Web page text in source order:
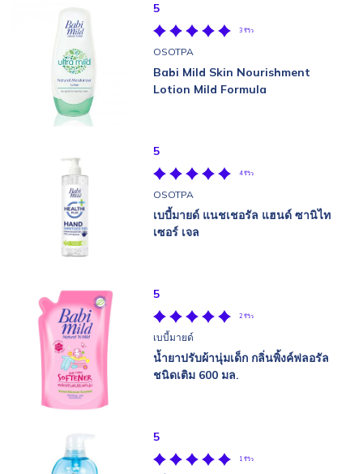
5
3 รีวิว
OSOTPA
Babi Mild Skin Nourishment
Lotion Mild Formula
5
4 รีวิว
OSOTPA
เบบี้มายด์ แนชเชอรัล แฮนด์ ซานิไท
เซอร์ เจล
5
2 รีวิว
เบบี้มายด์
น้ำยาปรับผ้านุ่มเด็ก กลิ่นพิ้งค์ฟลอรัล
ชนิดเติม 600 มล.
5
1 รีวิว